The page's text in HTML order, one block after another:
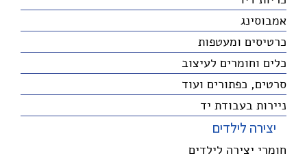
אמבוסינג
כרטיסים ומעטפות
כלים וחומרים לעיצוב
סרטים, כפתורים ועוד
ניירות בעבודת יד
יצירה לילדים
חומרי יצירה לילדים